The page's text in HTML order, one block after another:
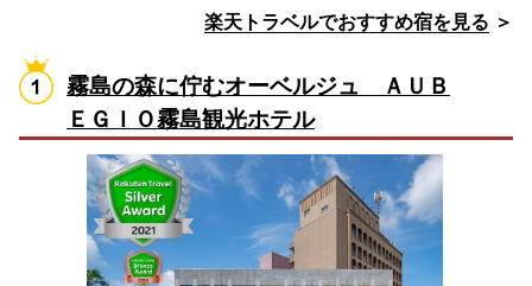
楽天トラベルでおすすめ宿を見る ＞
霧島の森に佇むオーベルジュ ＡＵＢ
ＥＧＩＯ霧島観光ホテル